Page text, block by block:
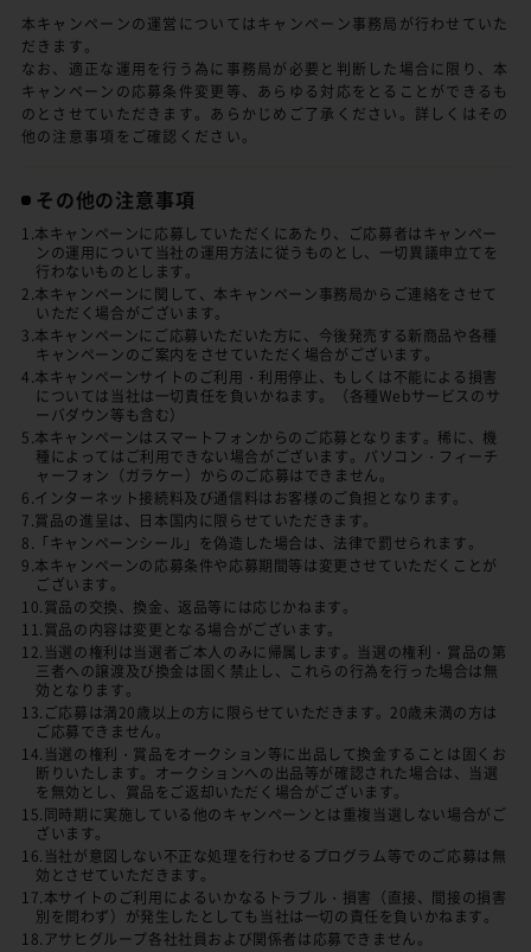
本キャンペーンの運営についてはキャンペーン事務局が行わせていた
だきます。
なお、適正な運用を行う為に事務局が必要と判断した場合に限り、本
キャンペーンの応募条件変更等、あらゆる対応をとることができるも
のとさせていただきます。あらかじめご了承ください。詳しくはその
他の注意事項をご確認ください。
その他の注意事項
1.本キャンペーンに応募していただくにあたり、ご応募者はキャンペー
ンの運用について当社の運用方法に従うものとし、一切異議申立てを
行わないものとします。
2.本キャンペーンに関して、本キャンペーン事務局からご連絡をさせて
いただく場合がございます。
3.本キャンペーンにご応募いただいた方に、今後発売する新商品や各種
キャンペーンのご案内をさせていただく場合がございます。
4.本キャンペーンサイトのご利用・利用停止、もしくは不能による損害
については当社は一切責任を負いかねます。（各種Webサービスのサ
ーバダウン等も含む）
5.本キャンペーンはスマートフォンからのご応募となります。稀に、機
種によってはご利用できない場合がございます。パソコン・フィーチ
ャーフォン（ガラケー）からのご応募はできません。
6.インターネット接続料及び通信料はお客様のご負担となります。
7.賞品の進呈は、日本国内に限らせていただきます。
8.「キャンペーンシール」を偽造した場合は、法律で罰せられます。
9.本キャンペーンの応募条件や応募期間等は変更させていただくことが
ございます。
10.賞品の交換、換金、返品等には応じかねます。
11.賞品の内容は変更となる場合がございます。
12.当選の権利は当選者ご本人のみに帰属します。当選の権利・賞品の第
三者への譲渡及び換金は固く禁止し、これらの行為を行った場合は無
効となります。
13.ご応募は満20歳以上の方に限らせていただきます。20歳未満の方は
ご応募できません。
14.当選の権利・賞品をオークション等に出品して換金することは固くお
断りいたします。オークションへの出品等が確認された場合は、当選
を無効とし、賞品をご返却いただく場合がございます。
15.同時期に実施している他のキャンペーンとは重複当選しない場合がご
ざいます。
16.当社が意図しない不正な処理を行わせるプログラム等でのご応募は無
効とさせていただきます。
17.本サイトのご利用によるいかなるトラブル・損害（直接、間接の損害
別を問わず）が発生したとしても当社は一切の責任を負いかねます。
18.アサヒグループ各社社員および関係者は応募できません。